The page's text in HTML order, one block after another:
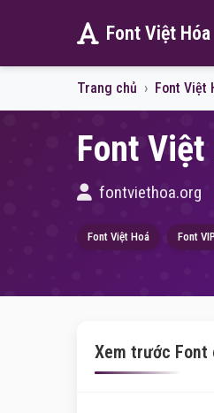
Font Việt Hóa
Trang chủ Font Việt
Font Việt
fontviethoa.org
Font Việt Hoá Font
Xem trước Font